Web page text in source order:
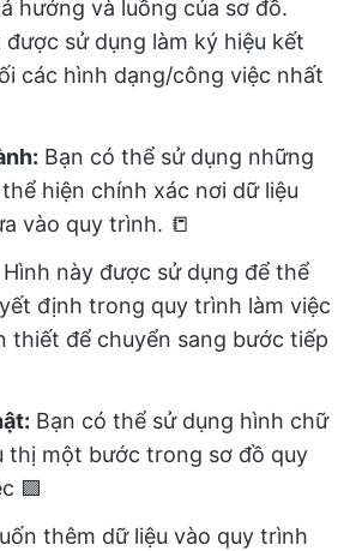
hướng và luồng của sơ đồ.
được sử dụng làm ký hiệu kết
các hình dạng/công việc nhất
Bạn có thể sử dụng những
hiện chính xác nơi dữ liệu
vào quy trình. 📒
Hình này được sử dụng để thể
định trong quy trình làm việc
thiết để chuyển sang bước tiếp
Bạn có thể sử dụng hình chữ
thị một bước trong sơ đồ quy
🟪
thêm dữ liệu vào quy trình